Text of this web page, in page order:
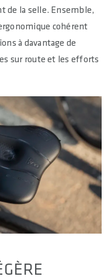
de la selle. Ensemble,
cohérent
à davantage de
sur route et les efforts